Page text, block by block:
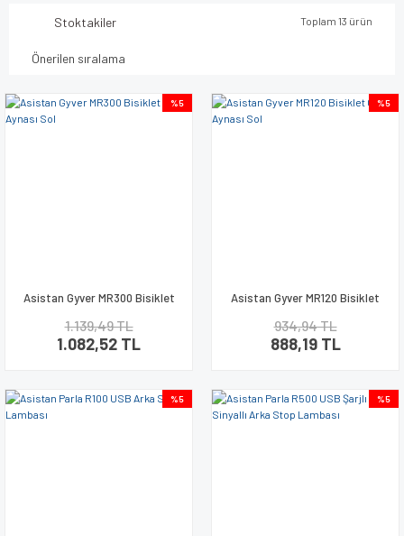
Stoktakiler Toplam 13 ürün
%5
Asistan Gyver MR300 Bisiklet
1.139,49 TL
1.082,52 TL
%5
Asistan Gyver MR120 Bisiklet
934,94 TL
888,19 TL
%5 %5